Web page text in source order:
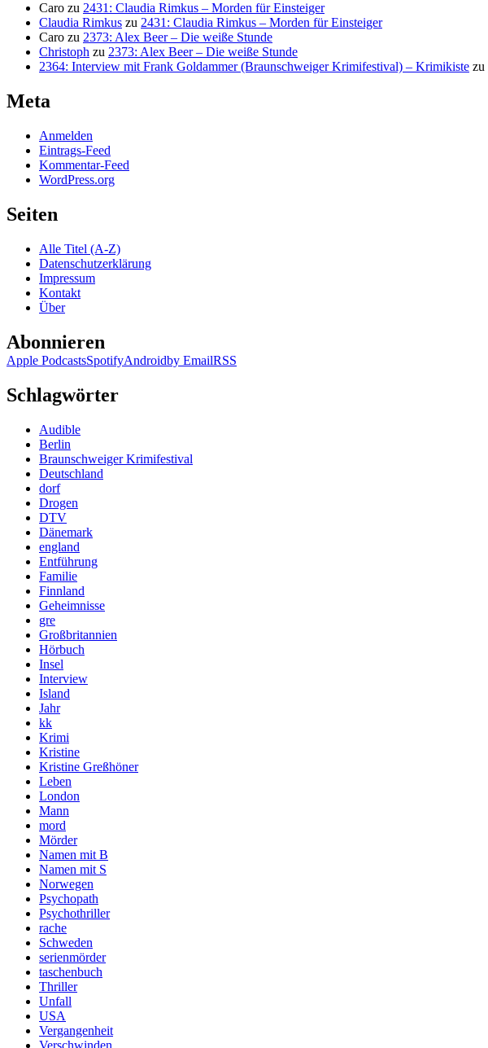
Caro zu 2431: Claudia Rimkus – Morden für Einsteiger
Claudia Rimkus zu 2431: Claudia Rimkus – Morden für Einsteiger
Caro zu 2373: Alex Beer – Die weiße Stunde
Christoph zu 2373: Alex Beer – Die weiße Stunde
2364: Interview mit Frank Goldammer (Braunschweiger Krimifestival) – Krimikiste zu
Meta
Anmelden
Eintrags-Feed
Kommentar-Feed
WordPress.org
Seiten
Alle Titel (A-Z)
Datenschutzerklärung
Impressum
Kontakt
Über
Abonnieren
Apple PodcastsSpotifyAndroidby EmailRSS
Schlagwörter
Audible
Berlin
Braunschweiger Krimifestival
Deutschland
dorf
Drogen
DTV
Dänemark
england
Entführung
Familie
Finnland
Geheimnisse
gre
Großbritannien
Hörbuch
Insel
Interview
Island
Jahr
kk
Krimi
Kristine
Kristine Greßhöner
Leben
London
Mann
mord
Mörder
Namen mit B
Namen mit S
Norwegen
Psychopath
Psychothriller
rache
Schweden
serienmörder
taschenbuch
Thriller
Unfall
USA
Vergangenheit
Verschwinden